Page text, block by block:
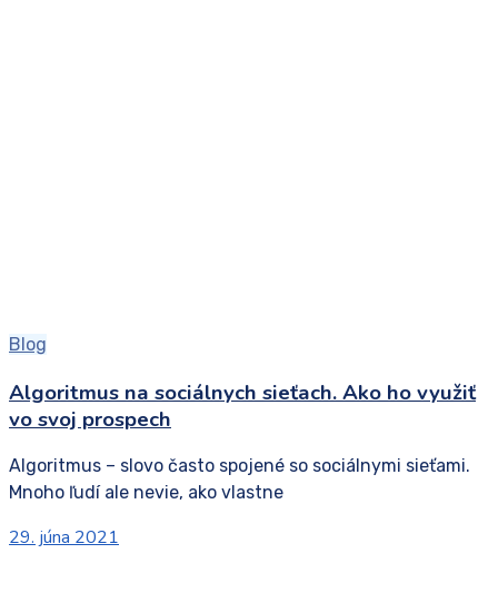
Blog
Algoritmus na sociálnych sieťach. Ako ho využiť
vo svoj prospech
Algoritmus – slovo často spojené so sociálnymi sieťami.
Mnoho ľudí ale nevie, ako vlastne
29. júna 2021